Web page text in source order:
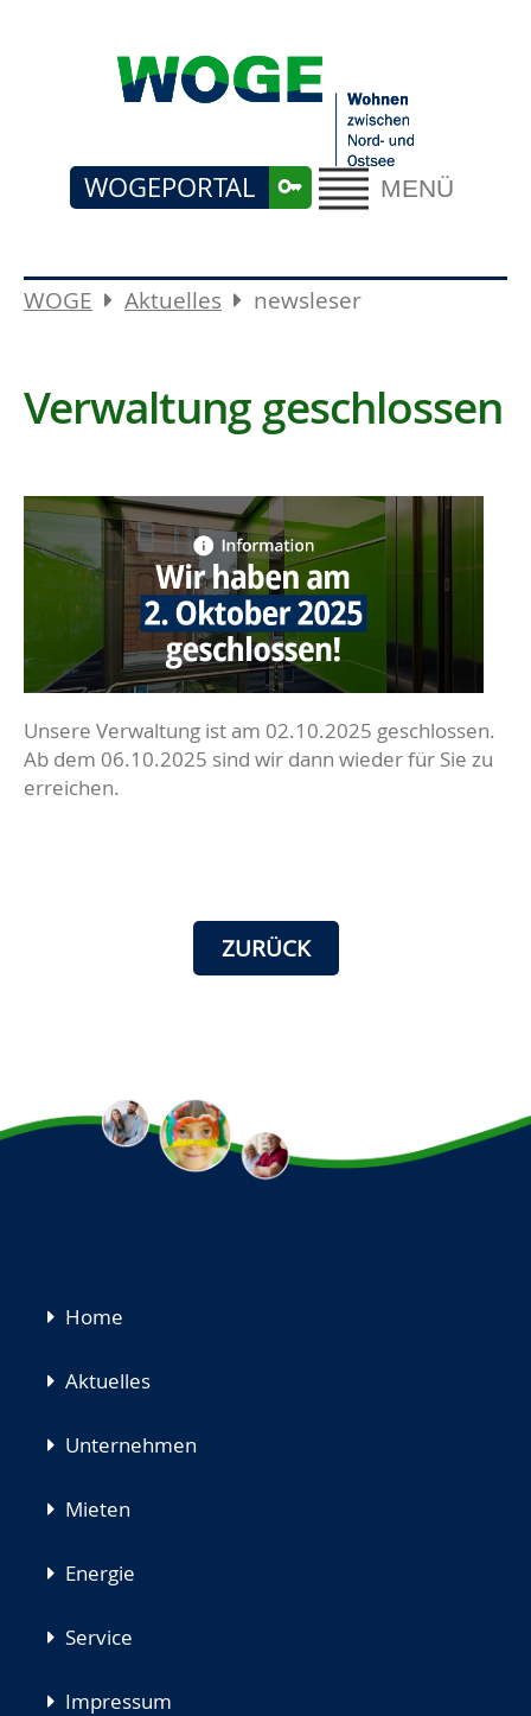
MENÜ
WOGEPORTAL
WOGE Aktuelles newsleser
Verwaltung geschlossen
Unsere Verwaltung ist am 02.10.2025 geschlossen.
Ab dem 06.10.2025 sind wir dann wieder für Sie zu
erreichen.
ZURÜCK
Navigation
Home
Aktuelles
Unternehmen
Mieten
Energie
Service
Impressum